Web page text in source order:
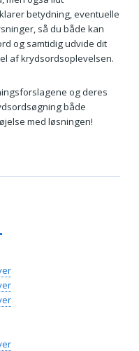
betydning, eventuelle
så du både kan
og samtidig udvide dit
af krydsordsoplevelsen.
og deres
både
med løsningen!